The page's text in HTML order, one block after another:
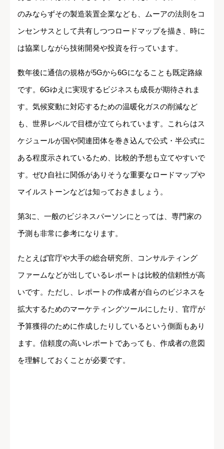
のみならずその製造装置企業なども、ムーアの法則をコ
ンセンサスとして共有しつつロードマップを描き、時に
は協業しながら技術開発や投資を行っています。
数年後に通信の規格が5Gから6Gになることも既定路線
です。6Gゆえに実現するビジネスも成長が期待されま
す。気候変動に対応するための温暖化ガスの削減など
も、世界レベルで目標が立てられています。これらはス
ケジュールが国や関連団体を巻き込んで公式・半公式に
ある程度示されているため、比較的予想も立てやすいで
す。ぜひ自社に関係がありそうな重要なロードマップや
マイルストーンなどは知っておきましょう。
第3に、一般のビジネスパーソンにとっては、専門家の
予測も非常に参考になります。
たとえば官庁や大手の総合研究所、コンサルティング
ファームなどが出しているレポートは比較的信頼性が高
いです。ただし、レポートの作成者が自らのビジネスを
拡大するためのマーケティングツールにしたり、官庁が
予算獲得のために作成したりしているという側面もあり
ます。信頼度の高いレポートであっても、作成者の意図
を理解しておくことが必要です。